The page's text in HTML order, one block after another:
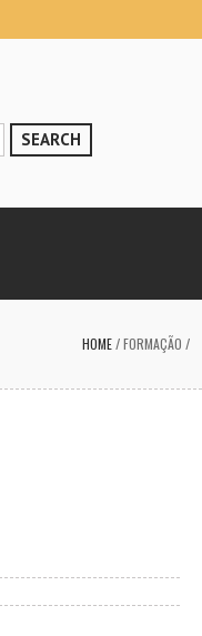
SEARCH
HOME/FORMAÇÃO /